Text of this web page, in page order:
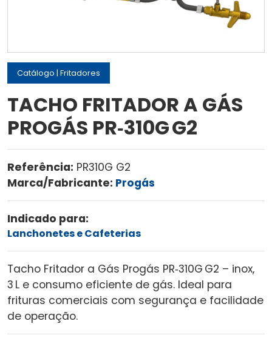
Catálogo | Fritadores
TACHO FRITADOR A GÁS
PROGÁS PR‑310G G2
Referência: PR310G G2
Marca/Fabricante: Progás
Indicado para:
Lanchonetes e Cafeterias
Tacho Fritador a Gás Progás PR‑310G G2 – inox,
3 L e consumo eficiente de gás. Ideal para
frituras comerciais com segurança e facilidade
de operação.